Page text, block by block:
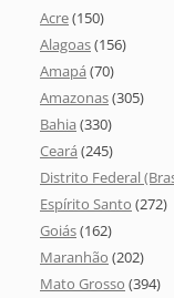
Acre(150)
Alagoas(156)
Amapá (70)
Amazonas(305)
Bahia (330)
Ceará (245)
Distrito Federal
Espírito Santo (272)
Goiás(162)
Maranhão (202)
Mato Grosso (394)